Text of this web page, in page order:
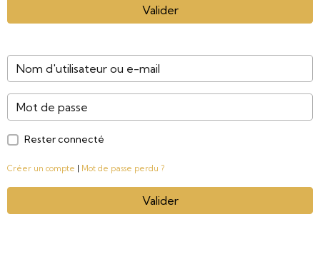
Valider
Rester connecté
Créer un compte Mot de passe perdu ?
Valider